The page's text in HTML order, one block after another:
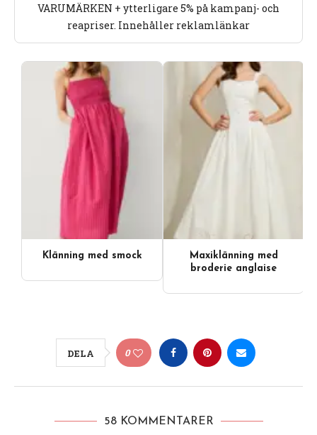
VARUMÄRKEN + ytterligare 5% på kampanj- och
reapriser. Innehåller reklamlänkar
Klänning med smock
Maxiklänning med
broderie anglaise
DELA 0
58 KOMMENTARER